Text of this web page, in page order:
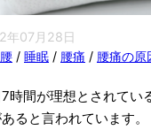
年07月28日
/ 睡眠 / 腰痛 / 腰痛の原
時間が理想とされてい
ると言われています